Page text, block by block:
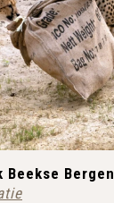
Bergen